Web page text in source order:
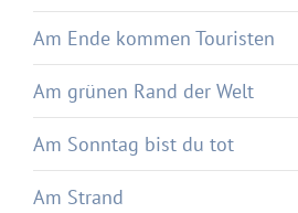
Am Ende kommen Touristen
Am grünen Rand der Welt
Am Sonntag bist du tot
Am Strand